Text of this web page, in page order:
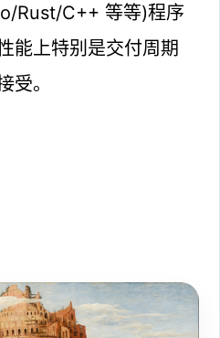
Rust/C++ 等等)程序
能上特别是交付周期
受。